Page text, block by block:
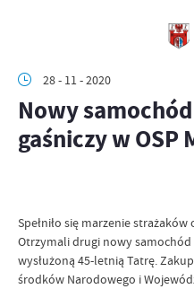
28 - 11 - 2020
Nowy
gaśniczy w OSP
Spełniło się marzenie
Otrzymali drugi nowy
wysłużoną 45-letnią Tatrę.
środków Narodowego i